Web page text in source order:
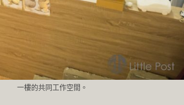
一樓的共同工作空間。